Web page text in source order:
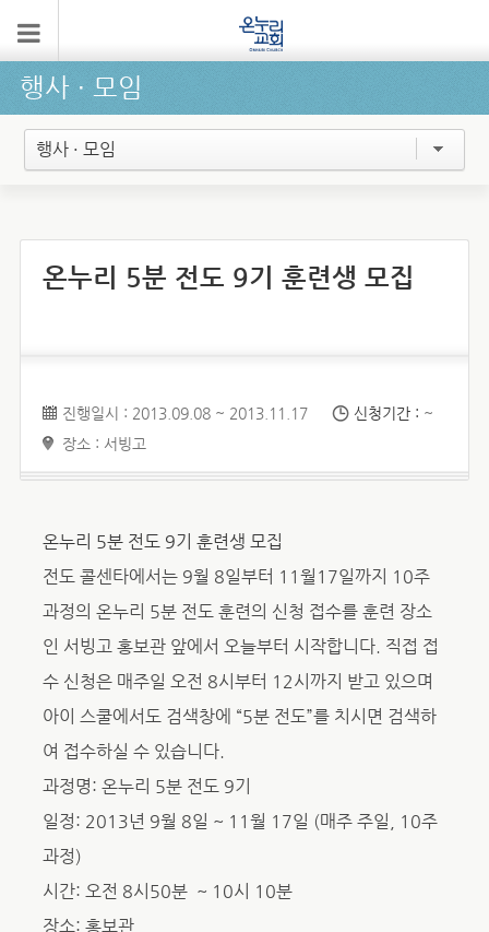
행사 ∙ 모임
행사 · 모임
온누리 5분 전도 9기 훈련생 모집
진행일시 : 2013.09.08 ~ 2013.11.17 신청기간 : ~
장소 : 서빙고
온누리 5분 전도 9기 훈련생 모집
전도 콜센타에서는 9월 8일부터 11월17일까지 10주
과정의 온누리 5분 전도 훈련의 신청 접수를 훈련 장소
인 서빙고 홍보관 앞에서 오늘부터 시작합니다. 직접 접
수 신청은 매주일 오전 8시부터 12시까지 받고 있으며
아이 스쿨에서도 검색창에 “5분 전도”를 치시면 검색하
여 접수하실 수 있습니다.
과정명: 온누리 5분 전도 9기
일정: 2013년 9월 8일 ~ 11월 17일 (매주 주일, 10주
과정)
시간: 오전 8시50분 ~ 10시 10분
장소: 홍보관